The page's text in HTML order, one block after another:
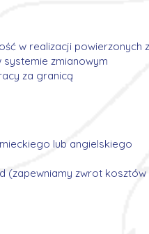
w realizacji powierzonych
zmianowym
za granicą
lub angielskiego
(zapewniamy zwrot